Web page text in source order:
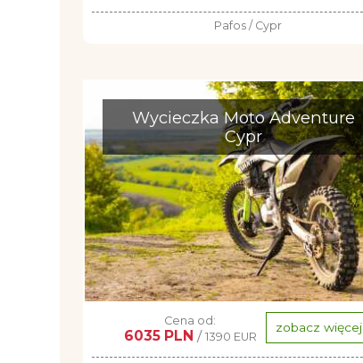
Pafos / Cypr
Wycieczka Moto Adventure
Cypr
Cena od:
6035 PLN / 1390 EUR
zobacz więcej